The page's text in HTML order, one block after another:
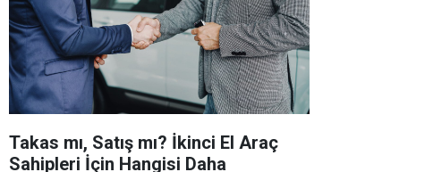
Takas mı, Satış mı? İkinci El Araç
Sahipleri İçin Hangisi Daha